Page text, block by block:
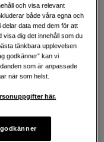
effektiv ränta 10,45 %
svårigheter att få hyra
och visa relevant
både våra egna och
data med dem för att
visa dig det innehåll som du
tänkbara upplevelsen
godkänner” kan vi
som är anpassade
när som helst.
här.